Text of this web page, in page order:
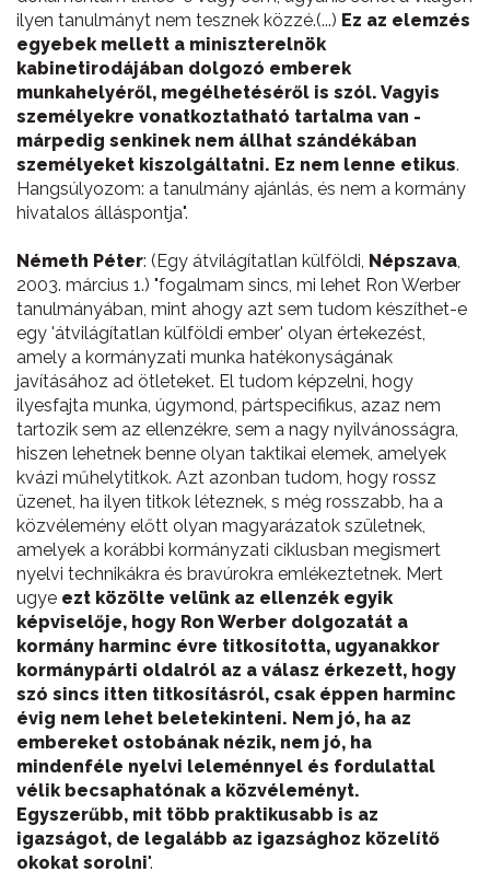
ilyen tanulmányt nem tesznek közzé.(...) Ez az elemzés
egyebek mellett a miniszterelnök
kabinetirodájában dolgozó emberek
munkahelyéről, megélhetéséről is szól. Vagyis
személyekre vonatkoztatható tartalma van -
márpedig senkinek nem állhat szándékában
személyeket kiszolgáltatni. Ez nem lenne etikus.
Hangsúlyozom: a tanulmány ajánlás, és nem a kormány
hivatalos álláspontja".
Németh Péter: (Egy átvilágítatlan külföldi, Népszava,
2003. március 1.) "fogalmam sincs, mi lehet Ron Werber
tanulmányában, mint ahogy azt sem tudom készíthet-e
egy 'átvilágítatlan külföldi ember' olyan értekezést,
amely a kormányzati munka hatékonyságának
javításához ad ötleteket. El tudom képzelni, hogy
ilyesfajta munka, úgymond, pártspecifikus, azaz nem
tartozik sem az ellenzékre, sem a nagy nyilvánosságra,
hiszen lehetnek benne olyan taktikai elemek, amelyek
kvázi műhelytitkok. Azt azonban tudom, hogy rossz
üzenet, ha ilyen titkok léteznek, s még rosszabb, ha a
közvélemény előtt olyan magyarázatok születnek,
amelyek a korábbi kormányzati ciklusban megismert
nyelvi technikákra és bravúrokra emlékeztetnek. Mert
ugye ezt közölte velünk az ellenzék egyik
képviselője, hogy Ron Werber dolgozatát a
kormány harminc évre titkosította, ugyanakkor
kormánypárti oldalról az a válasz érkezett, hogy
szó sincs itten titkosításról, csak éppen harminc
évig nem lehet beletekinteni. Nem jó, ha az
embereket ostobának nézik, nem jó, ha
mindenféle nyelvi leleménnyel és fordulattal
vélik becsaphatónak a közvéleményt.
Egyszerűbb, mit több praktikusabb is az
igazságot, de legalább az igazsághoz közelítő
okokat sorolni".